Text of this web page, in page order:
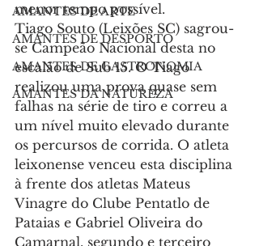
AMANTES DE ARTE
AMANTES DE DESPORTO
AMANTES DE GASTRONOMIA
AMANTES DA NATUREZA
menor tempo possível.
Tiago Souto (Leixões SC) sagrou-
se Campeão Nacional desta no
escalão de Sub 15. O Tiago
realizou uma prova quase sem
falhas na série de tiro e correu a
um nível muito elevado durante
os percursos de corrida. O atleta
leixonense venceu esta disciplina
à frente dos atletas Mateus
Vinagre do Clube Pentatlo de
Pataias e Gabriel Oliveira do
Camarnal, segundo e terceiro